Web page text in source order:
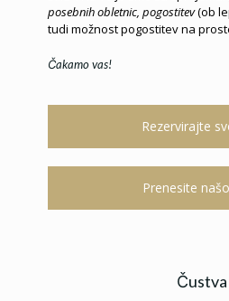
posebnih obletnic, pogostitev(ob
tudi možnost pogostitev na
Čakamo vas!
Rezervirajte
Prenesite
Čustva